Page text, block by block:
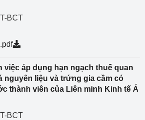
BCT
việc áp dụng hạn ngạch thuế quan
nguyên liệu và trứng gia cầm có
thành viên của Liên minh Kinh tế Á
BCT